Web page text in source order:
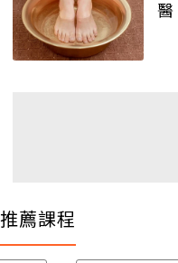
醫
推薦課程